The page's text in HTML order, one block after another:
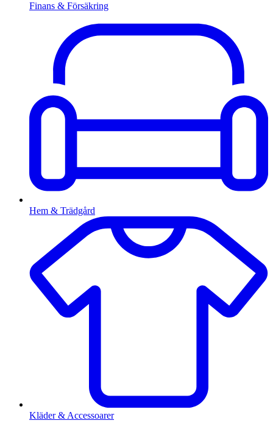
Finans & Försäkring
Hem & Trädgård
Kläder & Accessoarer